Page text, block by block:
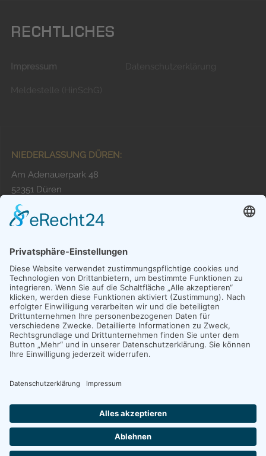
RECHTLICHES
Impressum Datenschutzerklärung
Meldestelle (HinSchG)
NIEDERLASSUNG DÜREN:
Am Adenauerpark 48
52351 Düren
FON:
EMAIL:
duren{at}hp-personalmanagement.de
Copyright © 2024 Published & modified by
Werbeagentur MindFlash MEDIADESIGN Euskirchen
-www.mind-flash.de|info@mind-flash.de.